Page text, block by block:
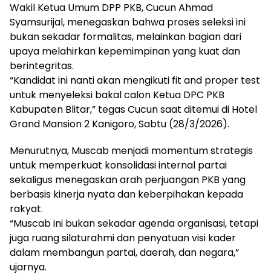
Wakil Ketua Umum DPP PKB, Cucun Ahmad
Syamsurijal, menegaskan bahwa proses seleksi ini
bukan sekadar formalitas, melainkan bagian dari
upaya melahirkan kepemimpinan yang kuat dan
berintegritas.
“Kandidat ini nanti akan mengikuti fit and proper test
untuk menyeleksi bakal calon Ketua DPC PKB
Kabupaten Blitar,” tegas Cucun saat ditemui di Hotel
Grand Mansion 2 Kanigoro, Sabtu (28/3/2026).
Menurutnya, Muscab menjadi momentum strategis
untuk memperkuat konsolidasi internal partai
sekaligus menegaskan arah perjuangan PKB yang
berbasis kinerja nyata dan keberpihakan kepada
rakyat.
“Muscab ini bukan sekadar agenda organisasi, tetapi
juga ruang silaturahmi dan penyatuan visi kader
dalam membangun partai, daerah, dan negara,”
ujarnya.